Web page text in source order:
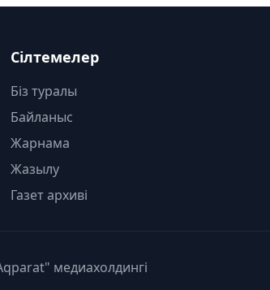
Сілтемелер
Біз туралы
Байланыс
Жарнама
Жазылу
Газет архиві
медиахолдингі